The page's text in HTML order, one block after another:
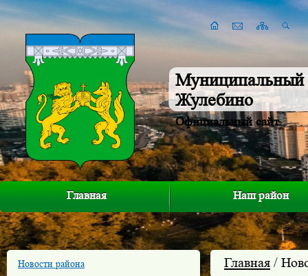
Муниципальный
Жулебино
Официальный сайт
Главная Наш район
Новости района
Главная /